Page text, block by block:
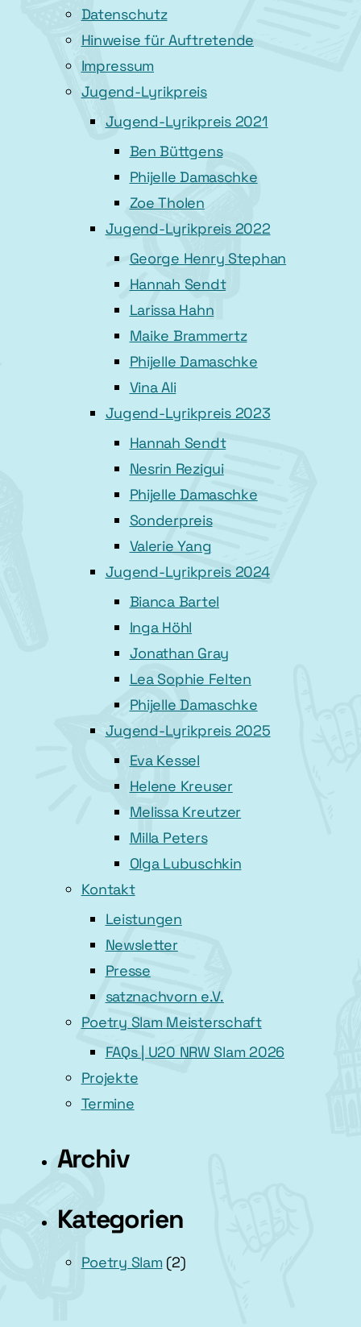
Datenschutz
Hinweise für Auftretende
Impressum
Jugend-Lyrikpreis
Jugend-Lyrikpreis 2021
Ben Büttgens
Phijelle Damaschke
Zoe Tholen
Jugend-Lyrikpreis 2022
George Henry Stephan
Hannah Sendt
Larissa Hahn
Maike Brammertz
Phijelle Damaschke
Vina Ali
Jugend-Lyrikpreis 2023
Hannah Sendt
Nesrin Rezigui
Phijelle Damaschke
Sonderpreis
Valerie Yang
Jugend-Lyrikpreis 2024
Bianca Bartel
Inga Höhl
Jonathan Gray
Lea Sophie Felten
Phijelle Damaschke
Jugend-Lyrikpreis 2025
Eva Kessel
Helene Kreuser
Melissa Kreutzer
Milla Peters
Olga Lubuschkin
Kontakt
Leistungen
Newsletter
Presse
satznachvorn e.V.
Poetry Slam Meisterschaft
FAQs | U20 NRW Slam 2026
Projekte
Termine
Archiv
Kategorien
Poetry Slam (2)